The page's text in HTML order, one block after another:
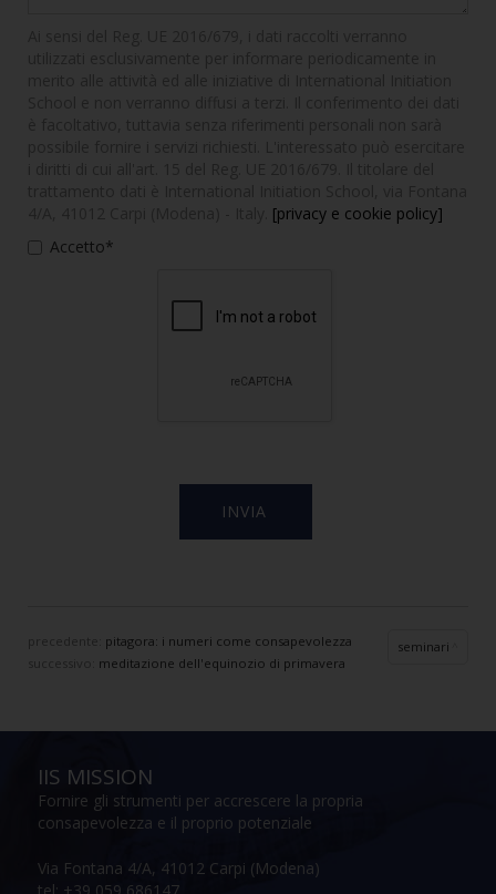
[privacy e cookie policy]
Accetto*
precedente: pitagora: i numeri come consapevolezza
meditazione dell'equinozio di primavera
seminari
IIS MISSION
Fornire gli strumenti per accrescere la propria
consapevolezza e il proprio potenziale
Via Fontana 4/A, 41012 Carpi (Modena)